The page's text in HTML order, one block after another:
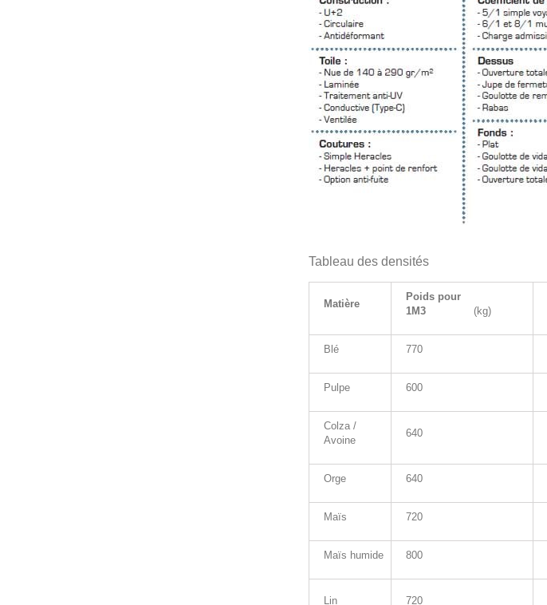
Tableau des densités
Matière
Poids pour
1M3 (kg)
Blé 770
Pulpe 600
Colza /
Avoine
640
Orge 640
Maïs 720
Maïs humide 800
Lin 720